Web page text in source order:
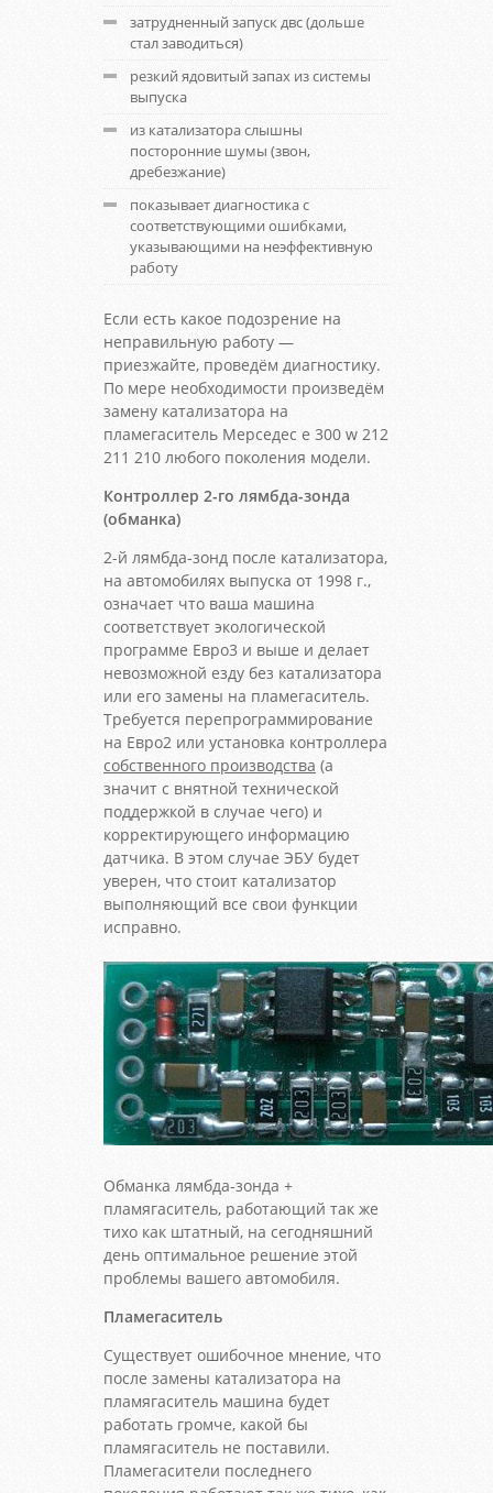
затрудненный запуск двс (дольше
стал заводиться)
резкий ядовитый запах из системы
выпуска
из катализатора слышны
посторонние шумы (звон,
дребезжание)
показывает диагностика с
соответствующими ошибками,
указывающими на неэффективную
работу
Если есть какое подозрение на
неправильную работу —
приезжайте, проведём диагностику.
По мере необходимости произведём
замену катализатора на
пламегаситель Мерседес е 300 w 212
211 210 любого поколения модели.
Контроллер 2-го лямбда-зонда
(обманка)
2-й лямбда-зонд после катализатора,
на автомобилях выпуска от 1998 г.,
означает что ваша машина
соответствует экологической
программе Евро3 и выше и делает
невозможной езду без катализатора
или его замены на пламегаситель.
Требуется перепрограммирование
на Евро2 или установка контроллера
собственного производства (а
значит с внятной технической
поддержкой в случае чего) и
корректирующего информацию
датчика. В этом случае ЭБУ будет
уверен, что стоит катализатор
выполняющий все свои функции
исправно.
Обманка лямбда-зонда +
пламягаситель, работающий так же
тихо как штатный, на сегодняшний
день оптимальное решение этой
проблемы вашего автомобиля.
Пламегаситель
Существует ошибочное мнение, что
после замены катализатора на
пламягаситель машина будет
работать громче, какой бы
пламягаситель не поставили.
Пламегасители последнего